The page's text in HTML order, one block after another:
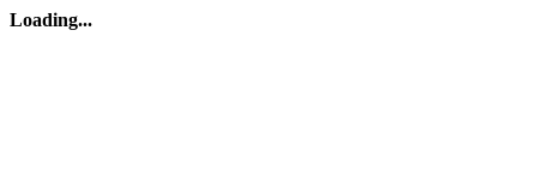
Loading...